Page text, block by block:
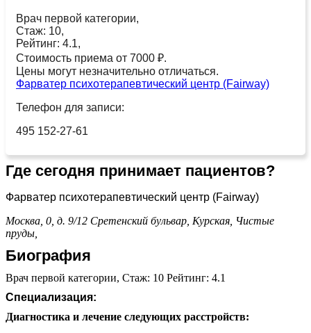
Врач первой категории,
Стаж: 10,
Рейтинг: 4.1,
Стоимость приема от 7000 ₽.
Цены могут незначительно отличаться.
Фарватер психотерапевтический центр (Fairway)
Телефон для записи:
495 152-27-61
Где сегодня принимает пациентов?
Фарватер психотерапевтический центр (Fairway)
Москва, 0, д. 9/12 Сретенский бульвар, Курская, Чистые
пруды,
Биография
Врач первой категории, Стаж: 10 Рейтинг: 4.1
Специализация:
Диагностика и лечение следующих расстройств: